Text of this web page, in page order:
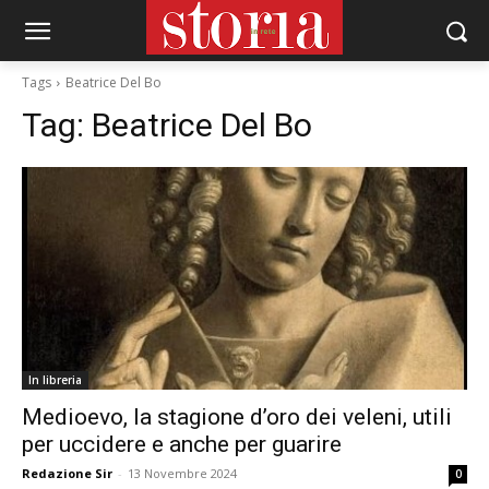
Tags Beatrice Del Bo
Tag: Beatrice Del Bo
In libreria
Medioevo, la stagione d’oro dei veleni, utili
per uccidere e anche per guarire
Redazione Sir - 13 Novembre 2024 0